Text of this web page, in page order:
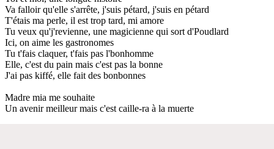
Va falloir qu'elle s'arrête, j'suis pétard, j'suis en pétard
T'étais ma perle, il est trop tard, mi amore
Tu veux qu'j'revienne, une magicienne qui sort d'Poudlard
Ici, on aime les gastronomes
Tu t'fais claquer, t'fais pas l'bonhomme
Elle, c'est du pain mais c'est pas la bonne
J'ai pas kiffé, elle fait des bonbonnes
Madre mia me souhaite
Un avenir meilleur mais c'est caille-ra à la muerte